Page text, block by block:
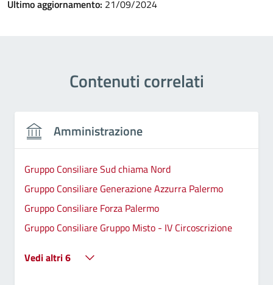
Ultimo aggiornamento: 21/09/2024
Contenuti correlati
Amministrazione
Gruppo Consiliare Sud chiama Nord
Gruppo Consiliare Generazione Azzurra Palermo
Gruppo Consiliare Forza Palermo
Gruppo Consiliare Gruppo Misto - IV Circoscrizione
Vedi altri 6